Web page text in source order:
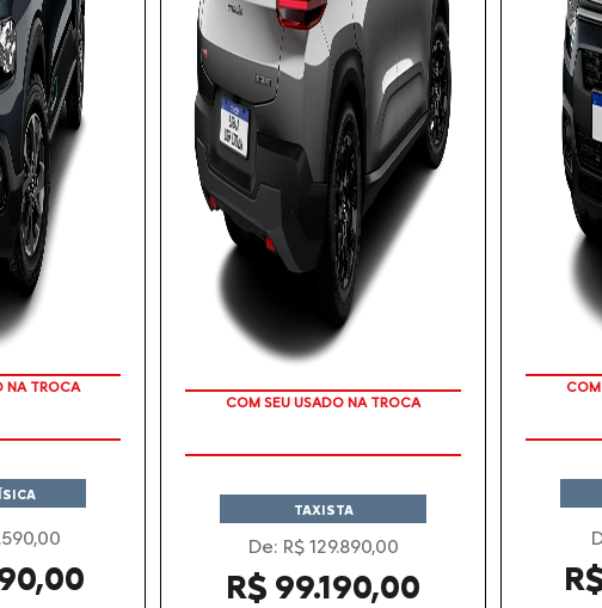
O VALOR ANUNCIADO JÁ CONTEMPLA
TAXISTA
De: R$ 129.890,00
R$ 99.190,00